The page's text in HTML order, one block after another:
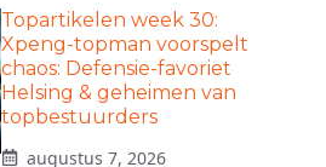
Topartikelen week 30:
Xpeng-topman voorspelt
chaos: Defensie-favoriet
Helsing & geheimen van
topbestuurders
augustus 7, 2026